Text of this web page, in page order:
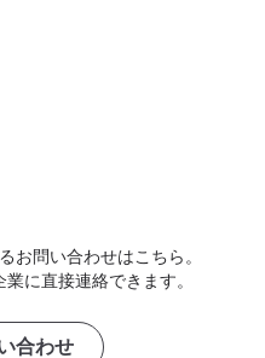
お問い合わせはこちら。
に直接連絡できます。
合わせ